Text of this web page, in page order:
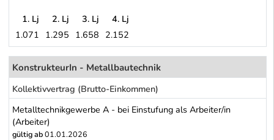
Metallindustrie: Metalltechnische Industrie (Maschinen- und
1. Lj 2. Lj 3. Lj
4. Lj
1.071 1.295 1.658 2.152
KonstrukteurIn - Metallbautechnik
Kollektivvertrag (Brutto-Einkommen)
Metalltechnikgewerbe A - bei Einstufung als Arbeiter/in
(Arbeiter)
gültig ab01.01.2026